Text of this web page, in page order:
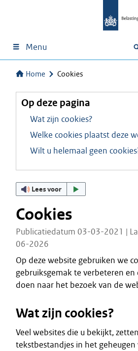
Menu
Home Cookies
Op deze pagina
Wat zijn cookies?
Welke cookies plaatst deze
Wilt u helemaal geen
Lees voor
Cookies
Publicatiedatum 03-03-2021 |
06-2026
Op deze website gebruiken we
gebruiksgemak te verbeteren en
doen naar het bezoek van de
Wat zijn cookies?
Veel websites die u bekijkt,
tekstbestandjes in het